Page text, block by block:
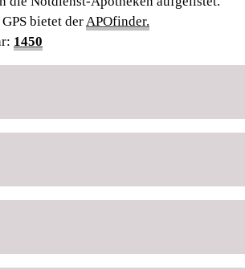
bietet derAPOfinder.
1450